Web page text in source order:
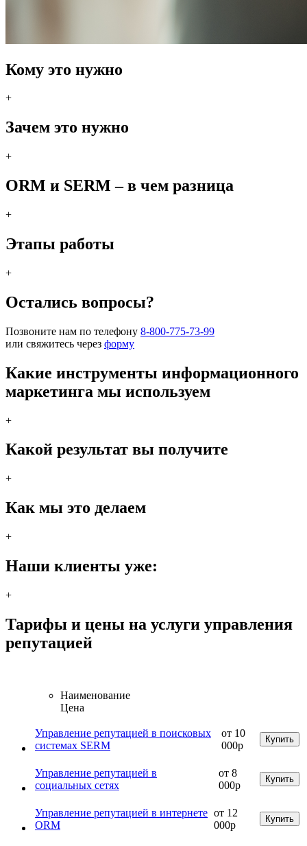
Кому это нужно
+
Зачем это нужно
+
ORM и SERM – в чем разница
+
Этапы работы
+
Остались вопросы?
Позвоните нам по телефону 8-800-775-73-99
или свяжитесь через форму
Какие инструменты информационного
маркетинга мы используем
+
Какой результат вы получите
+
Как мы это делаем
+
Наши клиенты уже:
+
Тарифы и цены на услуги управления
репутацией
Наименование
Цена
Управление репутацией в поисковых
системах SERM
от 10
000р
Купить
Управление репутацией в
социальных сетях
от 8
000р
Купить
Управление репутацией в интернете
ORM
от 12
000р
Купить